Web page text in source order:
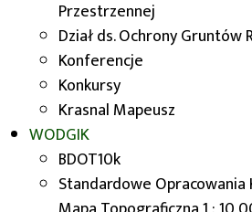
Przestrzennej
Dział ds. Ochrony Gruntów
Konferencje
Konkursy
Krasnal Mapeusz
WODGIK
BDOT10k
Standardowe
kartograficznymi
elementów treści
określone zagadnienie
lub przyrodnicze. Tłem, tzw.
przedstawienia treści map
odpowiednio dobrana mapa
wybrane elementy.
Opracowania